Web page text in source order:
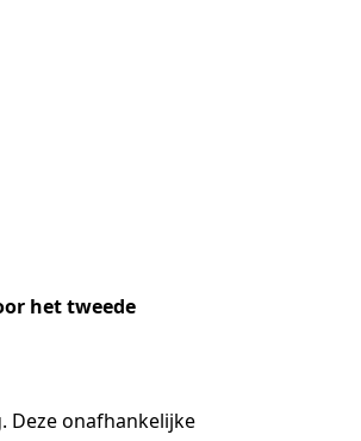
het tweede
Deze onafhankelijke